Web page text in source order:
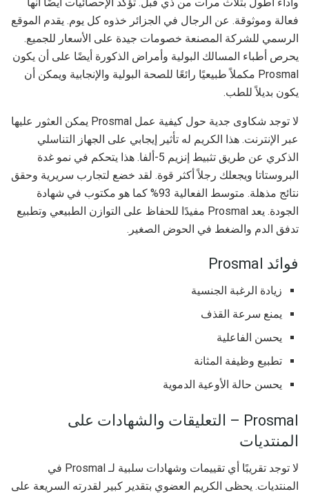
وأداء أطول بثلاث مرات من ذي قبل. تؤكد الإحصائيات أيضًا أنها
فعالة وموثوقة. عن الرجال في الجزائر خذوه كل يوم. يقدم الموقع
الرسمي للشركة المصنعة خصومات جيدة على الأسعار للجميع.
يحرص أطباء المسالك البولية وأمراض الذكورة أيضًا على أن يكون
Prosmal مكملاً طبيعيًا رائعًا للصحة البولية والإنجابية ويمكن أن
يكون بديلاً للطب.
لا توجد شكاوى جدية حول كيفية عمل Prosmal يمكن العثور عليها
عبر الإنترنت. هذا الكريم له تأثير إيجابي على الجهاز التناسلي
الذكري عن طريق تثبيط إنزيم 5-ألفا. هذا يتحكم في نمو غدة
البروستاتا ويجعلك رجلاً أكثر قوة. لقد خضع لتجارب سريرية وحقق
نتائج مذهلة. متوسط الفعالية 93% كما هو مكتوب في شهادة
الجودة. يعد Prosmal مفيدًا للحفاظ على التوازن الطبيعي وتطبيع
تدفق الدم والضغط في الحوض الصغير.
فوائد Prosmal
زيادة الرغبة الجنسية
يمنع سرعة القذف
يحسن الفاعلية
تطبيع وظيفة المثانة
يحسن حالة الأوعية الدموية
Prosmal – التعليقات والشهادات على
المنتديات
لا توجد تقريبًا أي تقييمات وشهادات سلبية لـ Prosmal في
المنتديات. يحظى الكريم العضوي بتقدير كبير لقدرته السريعة على